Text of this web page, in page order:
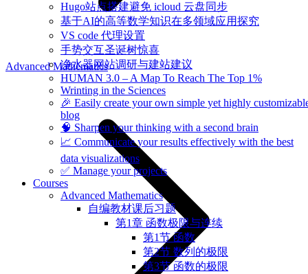
Hugo站点搭建避免 icloud 云盘同步
基于AI的高等数学知识在多领域应用探究
VS code 代理设置
手势交互圣诞树惊喜
净水器网站调研与建站建议
HUMAN 3.0 – A Map To Reach The Top 1%
Wrinting in the Sciences
🎉 Easily create your own simple yet highly
blog
🧠 Sharpen your thinking with a second brain
📈 Communicate your results effectively with the best
data visualizations
✅ Manage your projects
Courses
Advanced Mathematics
自编教材课后习题
第1章 函数极限与连续
第1节 函数
第2节 数列的极限
第3节 函数的极限
Advanced Mathematics